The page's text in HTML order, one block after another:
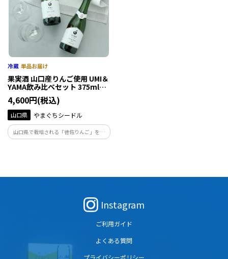
果実酒 山口産りんご使用 UMI＆
YAMA飲み比べセット 375ml２
本
4,600円(税込)
山口県 やまぐちシードル
山口県で栽培される「徳佐りんご」を使
用したスパークリングワイン。徳佐りんご
Instagram
ご利用ガイド
よくある質問